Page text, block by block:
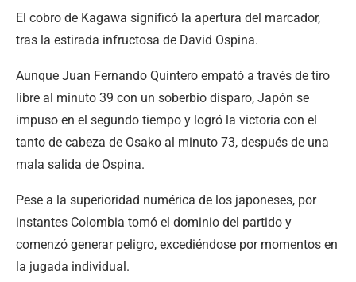
El cobro de Kagawa significó la apertura del marcador,
tras la estirada infructosa de David Ospina.
Aunque Juan Fernando Quintero empató a través de tiro
libre al minuto 39 con un soberbio disparo, Japón se
impuso en el segundo tiempo y logró la victoria con el
tanto de cabeza de Osako al minuto 73, después de una
mala salida de Ospina.
Pese a la superioridad numérica de los japoneses, por
instantes Colombia tomó el dominio del partido y
comenzó generar peligro, excediéndose por momentos en
la jugada individual.